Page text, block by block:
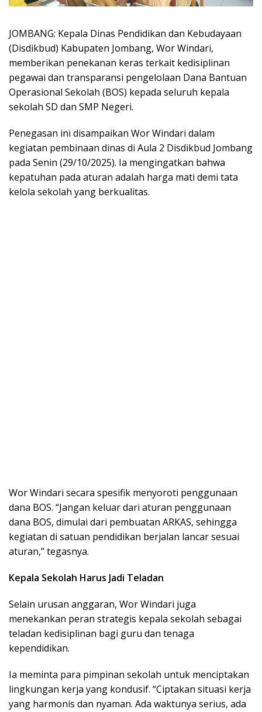
JOMBANG: Kepala Dinas Pendidikan dan Kebudayaan
(Disdikbud) Kabupaten Jombang, Wor Windari,
memberikan penekanan keras terkait kedisiplinan
pegawai dan transparansi pengelolaan Dana Bantuan
Operasional Sekolah (BOS) kepada seluruh kepala
sekolah SD dan SMP Negeri.
Penegasan ini disampaikan Wor Windari dalam
kegiatan pembinaan dinas di Aula 2 Disdikbud Jombang
pada Senin (29/10/2025). Ia mengingatkan bahwa
kepatuhan pada aturan adalah harga mati demi tata
kelola sekolah yang berkualitas.
Wor Windari secara spesifik menyoroti penggunaan
dana BOS. “Jangan keluar dari aturan penggunaan
dana BOS, dimulai dari pembuatan ARKAS, sehingga
kegiatan di satuan pendidikan berjalan lancar sesuai
aturan,” tegasnya.
Kepala Sekolah Harus Jadi Teladan
Selain urusan anggaran, Wor Windari juga
menekankan peran strategis kepala sekolah sebagai
teladan kedisiplinan bagi guru dan tenaga
kependidikan.
Ia meminta para pimpinan sekolah untuk menciptakan
lingkungan kerja yang kondusif. “Ciptakan situasi kerja
yang harmonis dan nyaman. Ada waktunya serius, ada